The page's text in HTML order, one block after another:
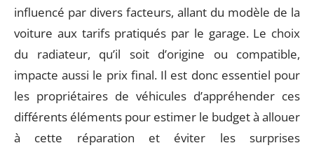
influencé par divers facteurs, allant du modèle de la
voiture aux tarifs pratiqués par le garage. Le choix
du radiateur, qu’il soit d’origine ou compatible,
impacte aussi le prix final. Il est donc essentiel pour
les propriétaires de véhicules d’appréhender ces
différents éléments pour estimer le budget à allouer
à cette réparation et éviter les surprises